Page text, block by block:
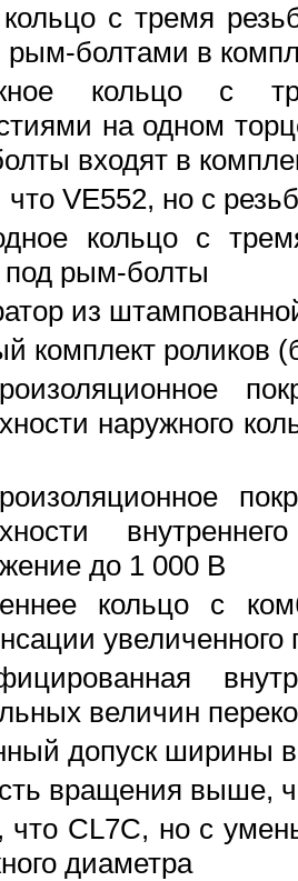
кольцо с тремя
рым-болтами в
кольцо с
на одном
входят в
VE552, но с
кольцо с
под рым-болты
из
комплект роликов
наружного
до 1 000 В
кольцо с
увеличенного
величин
допуск ширины
вращения выше,
что CL7C, но с
диаметра